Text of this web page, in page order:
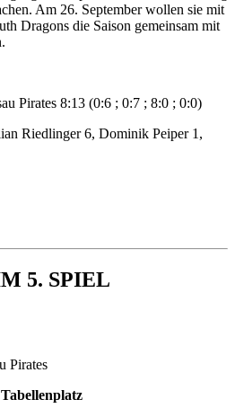
Am 26. September wollen sie mit
Dragons die Saison gemeinsam mit
Pirates 8:13 (0:6 ; 0:7 ; 8:0 ; 0:0)
Riedlinger 6, Dominik Peiper 1,
5. SPIEL
Pirates